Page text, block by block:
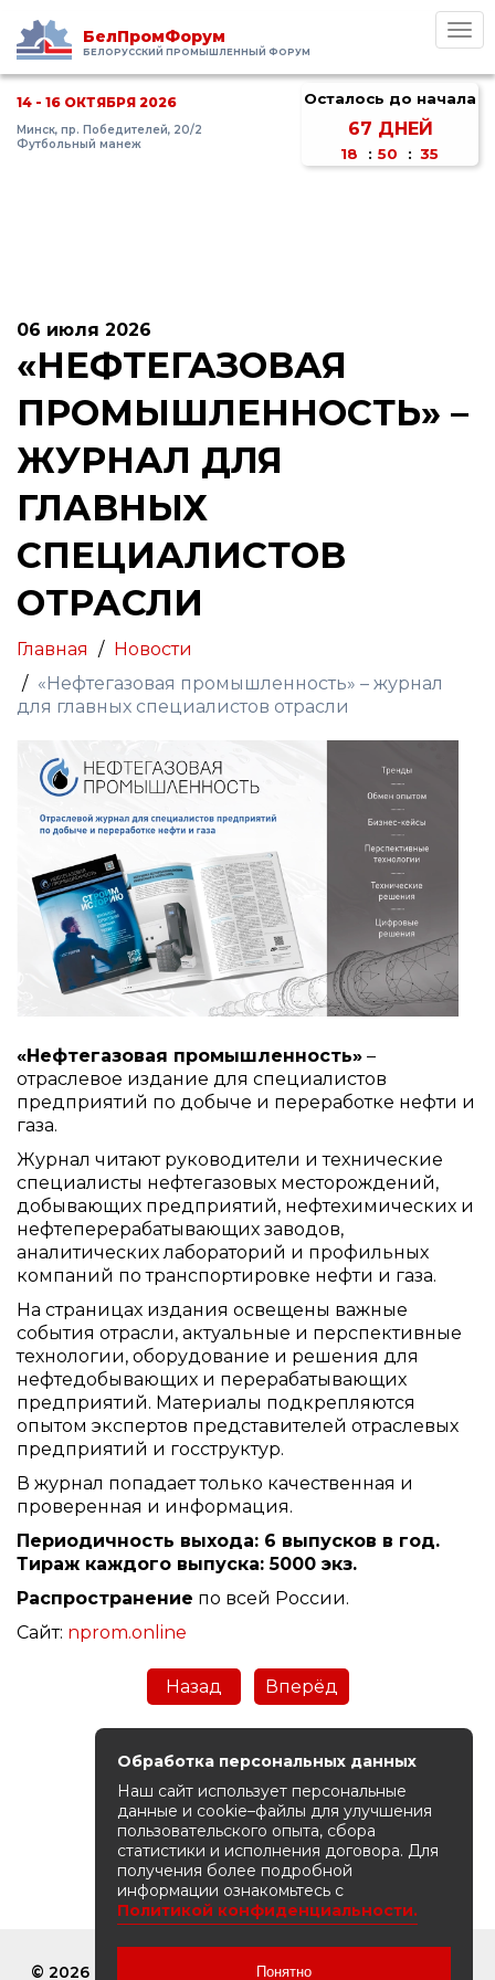
БелПромФорум
БЕЛОРУССКИЙ ПРОМЫШЛЕННЫЙ ФОРУМ
14 - 16 ОКТЯБРЯ 2026
Минск, пр. Победителей, 20/2
Футбольный манеж
Осталось до начала
67 ДНЕЙ
18 : 50 : 35
06 июля 2026
«НЕФТЕГАЗОВАЯ
ПРОМЫШЛЕННОСТЬ» –
ЖУРНАЛ ДЛЯ
ГЛАВНЫХ
СПЕЦИАЛИСТОВ
ОТРАСЛИ
Главная
Новости
«Нефтегазовая промышленность» – журнал
для главных специалистов отрасли
«Нефтегазовая промышленность» –
отраслевое издание для специалистов
предприятий по добыче и переработке нефти и
газа.
Журнал читают руководители и технические
специалисты нефтегазовых месторождений,
добывающих предприятий, нефтехимических и
нефтеперерабатывающих заводов,
аналитических лабораторий и профильных
компаний по транспортировке нефти и газа.
На страницах издания освещены важные
события отрасли, актуальные и перспективные
технологии, оборудование и решения для
нефтедобывающих и перерабатывающих
предприятий. Материалы подкрепляются
опытом экспертов представителей отраслевых
предприятий и госструктур.
В журнал попадает только качественная и
проверенная и информация.
Периодичность выхода: 6 выпусков в год.
Тираж каждого выпуска: 5000 экз.
Распространение по всей России.
Сайт: nprom.online
Назад Вперёд
© 2026 ВЫСТАВОЧНОЕ УНИТАРНОЕ ПРЕДПРИЯТИЕ
Обработка персональных данных
Наш сайт использует персональные
данные и cookie–файлы для улучшения
пользовательского опыта, сбора
статистики и исполнения договора. Для
получения более подробной
информации ознакомьтесь с
Политикой конфиденциальности.
Понятно